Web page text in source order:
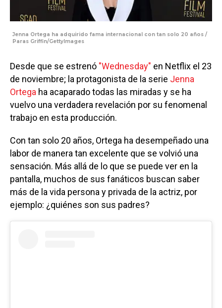
Jenna Ortega ha adquirido fama internacional con tan solo 20 años /
Paras Griffin/GettyImages
Desde que se estrenó "Wednesday" en Netflix el 23
de noviembre; la protagonista de la serie Jenna
Ortega ha acaparado todas las miradas y se ha
vuelvo una verdadera revelación por su fenomenal
trabajo en esta producción.
Con tan solo 20 años, Ortega ha desempeñado una
labor de manera tan excelente que se volvió una
sensación. Más allá de lo que se puede ver en la
pantalla, muchos de sus fanáticos buscan saber
más de la vida persona y privada de la actriz, por
ejemplo: ¿quiénes son sus padres?